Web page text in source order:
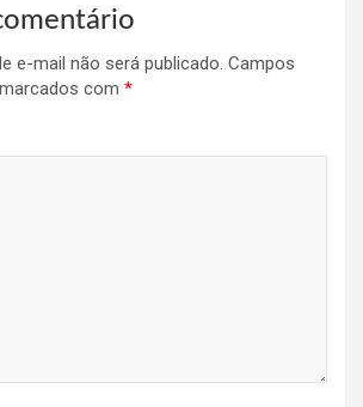
e-mail não será publicado. Campos
com *